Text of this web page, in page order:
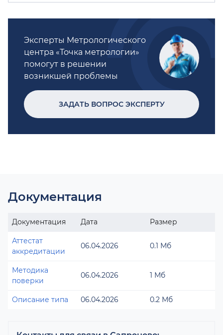
Эксперты Метрологического
центра «Точка метрологии»
помогут в решении
возникшей проблемы
ЗАДАТЬ ВОПРОС ЭКСПЕРТУ
Документация
Документация Дата Размер
Аттестат
аккредитации
06.04.2026 0.1 Мб
Методика
поверки
06.04.2026 1 Мб
Описание типа 06.04.2026 0.2 Мб